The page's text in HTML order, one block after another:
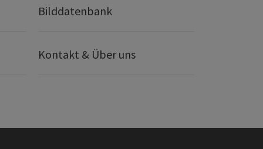
Bilddatenbank
Kontakt & Über uns